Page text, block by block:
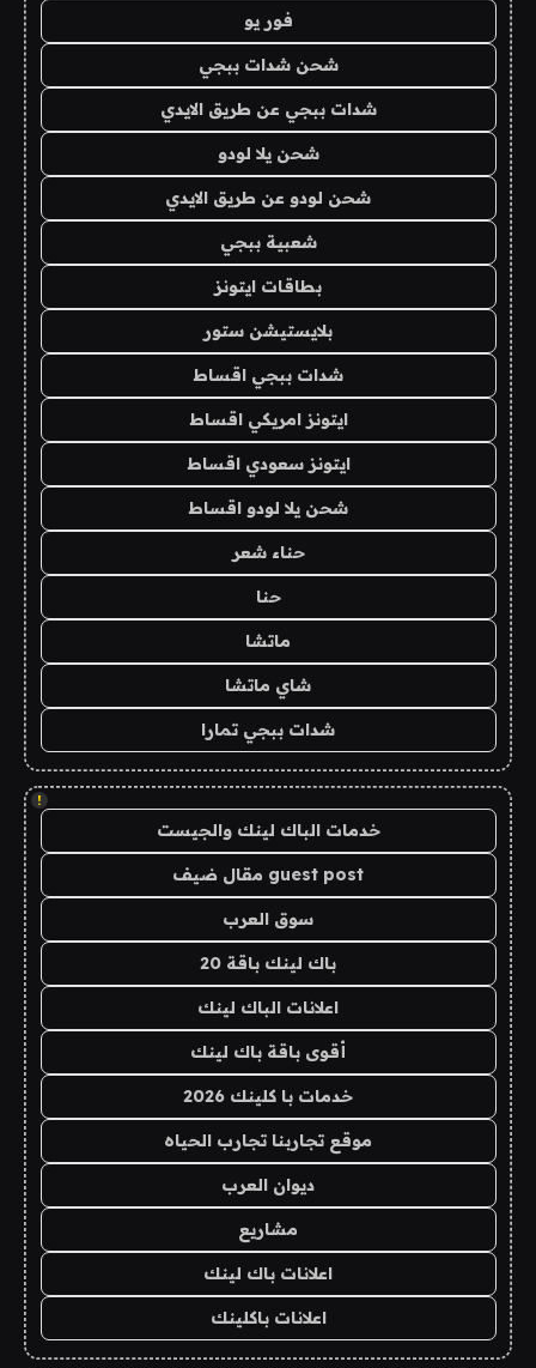
فور يو
شحن شدات ببجي
شدات ببجي عن طريق الايدي
شحن يلا لودو
شحن لودو عن طريق الايدي
شعبية ببجي
بطاقات ايتونز
بلايستيشن ستور
شدات ببجي اقساط
ايتونز امريكي اقساط
ايتونز سعودي اقساط
شحن يلا لودو اقساط
حناء شعر
حنا
ماتشا
شاي ماتشا
شدات ببجي تمارا
!
خدمات الباك لينك والجيست
guest post مقال ضيف
سوق العرب
باك لينك باقة 20
اعلانات الباك لينك
أقوى باقة باك لينك
خدمات با كلينك 2026
موقع تجاربنا تجارب الحياه
ديوان العرب
مشاريع
اعلانات باك لينك
اعلانات باكلينك